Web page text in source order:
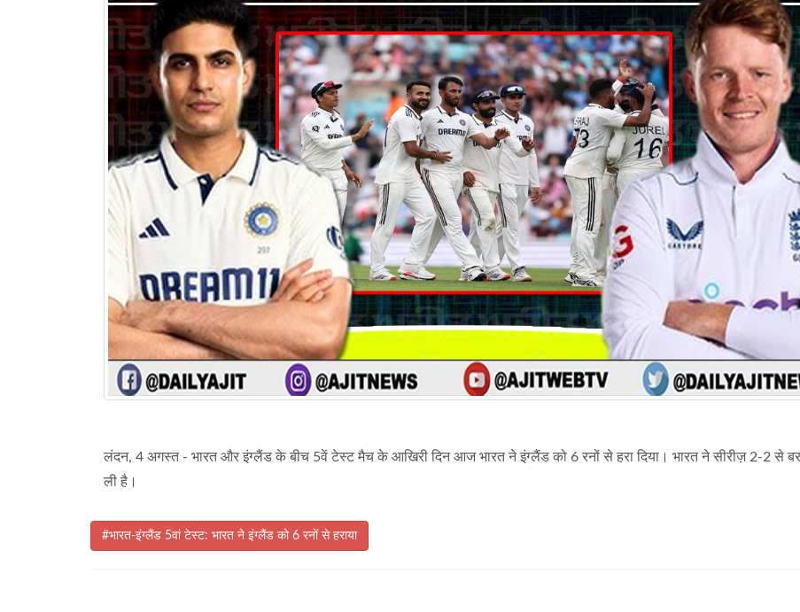
लंदन, 4 अगस्त - भारत और इंग्लैंड के बीच 5वें टेस्ट मैच के आखिरी दिन आज भारत ने इंग्लैंड को 6 रनों से हरा दिया। भारत ने सीरीज़ 2-2 से
ली है।
#भारत-इंग्लैंड 5वां टेस्ट: भारत ने इंग्लैंड को 6 रनों से हराया